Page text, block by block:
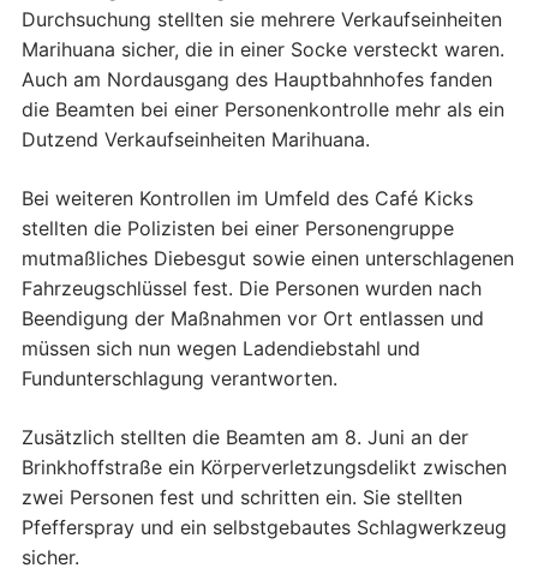
Durchsuchung stellten sie mehrere Verkaufseinheiten
Marihuana sicher, die in einer Socke versteckt waren.
Auch am Nordausgang des Hauptbahnhofes fanden
die Beamten bei einer Personenkontrolle mehr als ein
Dutzend Verkaufseinheiten Marihuana.
Bei weiteren Kontrollen im Umfeld des Café Kicks
stellten die Polizisten bei einer Personengruppe
mutmaßliches Diebesgut sowie einen unterschlagenen
Fahrzeugschlüssel fest. Die Personen wurden nach
Beendigung der Maßnahmen vor Ort entlassen und
müssen sich nun wegen Ladendiebstahl und
Fundunterschlagung verantworten.
Zusätzlich stellten die Beamten am 8. Juni an der
Brinkhoffstraße ein Körperverletzungsdelikt zwischen
zwei Personen fest und schritten ein. Sie stellten
Pfefferspray und ein selbstgebautes Schlagwerkzeug
sicher.